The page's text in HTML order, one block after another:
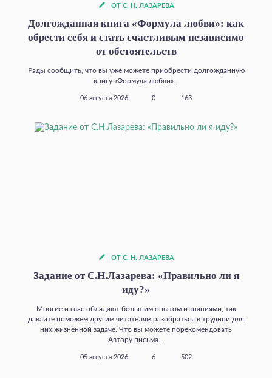
ОТ С. Н. ЛАЗАРЕВА
Долгожданная книга «Формула любви»: как
обрести себя и стать счастливым независимо
от обстоятельств
Рады сообщить, что вы уже можете приобрести долгожданную
книгу «Формула любви»...
06 августа 2026 0 163
ОТ С. Н. ЛАЗАРЕВА
Задание от С.Н.Лазарева: «Правильно ли я
иду?»
Многие из вас обладают большим опытом и знаниями, так
давайте поможем другим читателям разобраться в трудной для
них жизненной задаче. Что вы можете порекомендовать
Автору письма...
05 августа 2026 6 502